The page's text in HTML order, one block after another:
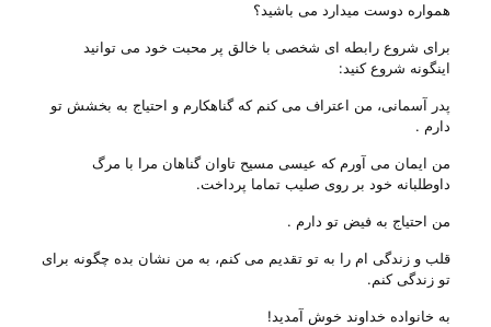
همواره دوست میدارد می باشید؟
برای شروع رابطه ای شخصی با خالق پر محبت خود می توانید
اینگونه شروع کنید:
پدر آسمانی، من اعتراف می کنم که گناهکارم و احتیاج به بخشش تو
دارم .
من ایمان می آورم که عیسی مسیح تاوان گناهان مرا با مرگ
داوطلبانه خود بر روی صلیب تماما پرداخت.
من احتیاج به فیض تو دارم .
قلب و زندگی ام را به تو تقدیم می کنم، به من نشان بده چگونه برای
تو زندگی کنم.
به خانواده خداوند خوش آمدید!